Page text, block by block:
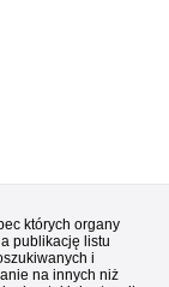
których organy
publikację listu
i
na innych niż